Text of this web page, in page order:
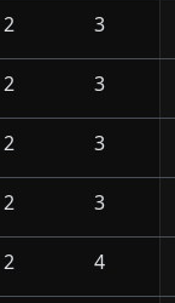
2 3
2 3
2 3
2 3
2 4